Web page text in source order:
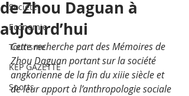
Société
Economie
Tourisme
KEP GAZETTE
Sports
de Zhou Daguan à
aujourd’hui
Cette recherche part des Mémoires de
Zhou Daguan portant sur la société
angkorienne de la fin du xiiie siècle et
de leur apport à l’anthropologie sociale